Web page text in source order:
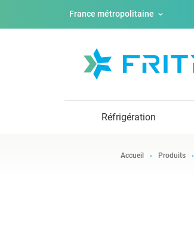
France métropolitaine
Réfrigération
Accueil Produits